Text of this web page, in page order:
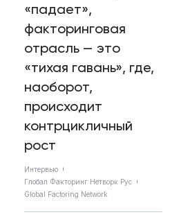
«падает»,
факторинговая
отрасль — это
«тихая гавань», где,
наоборот,
происходит
контрцикличный
рост
Интервью
Глобал Факторинг Нетворк Рус
Global Factoring Network